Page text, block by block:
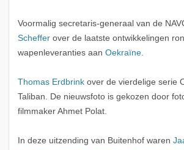
Voormalig secretaris-generaal van de
Schefferover de laatste ontwikkelingen
wapenleveranties aan Oekraïne.
Thomas Erdbrinkover de vierdelige serie
Taliban. De nieuwsfoto is gekozen door
filmmaker Ahmet Polat.
In deze uitzending van Buitenhof waren